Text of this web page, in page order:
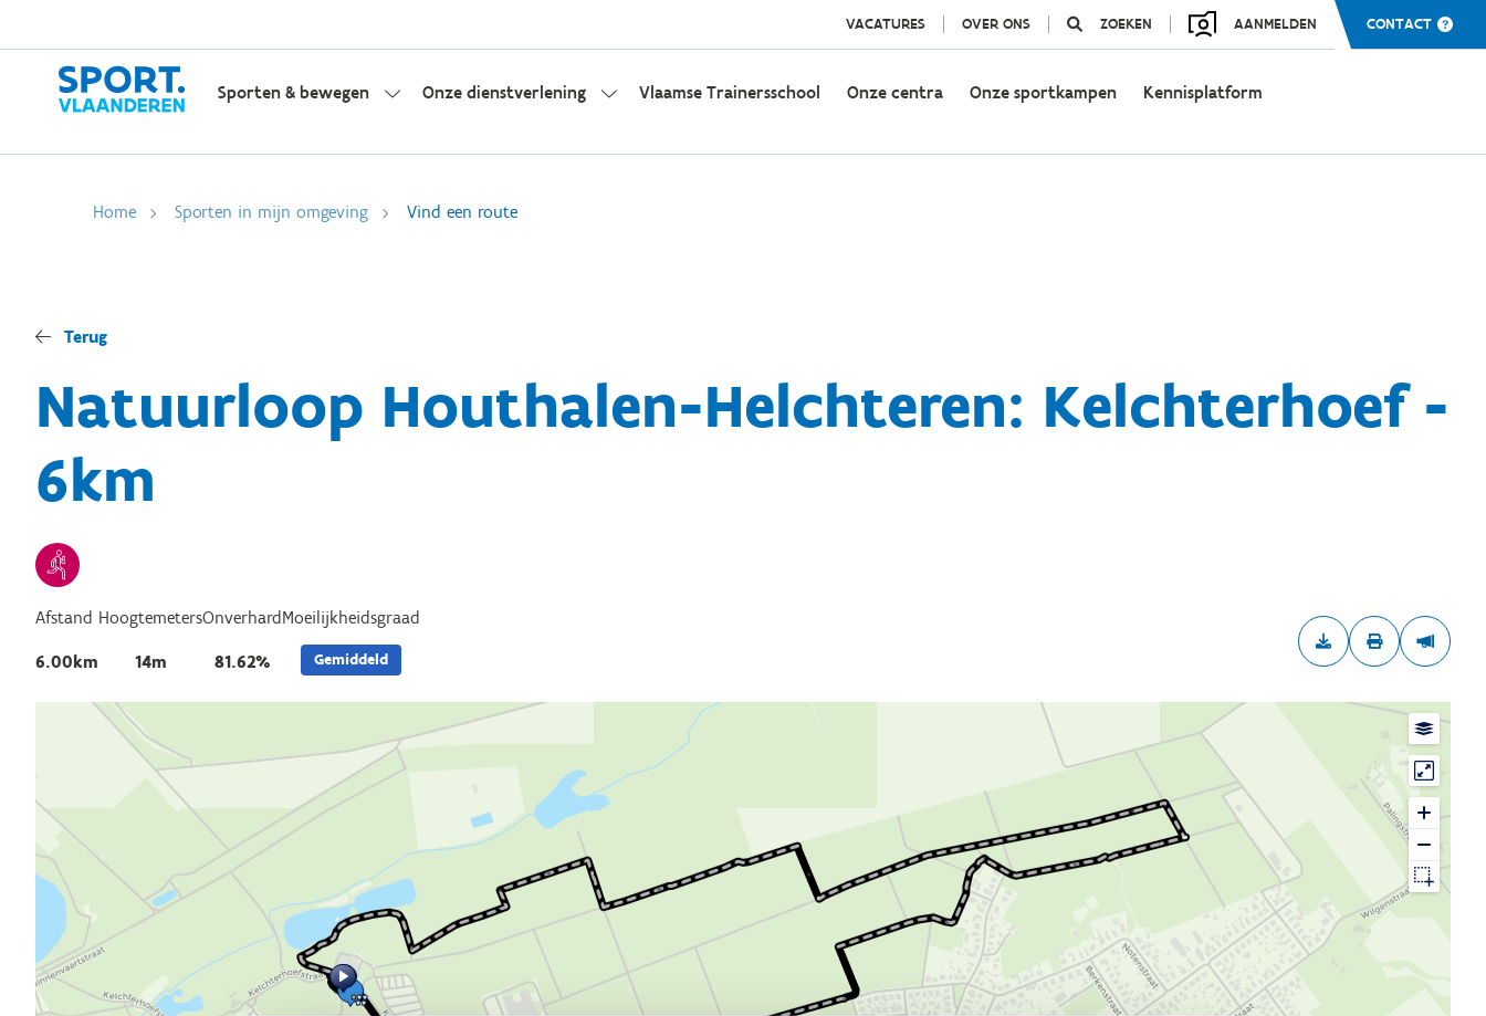
VACATURES OVER ONS ZOEKEN AANMELDEN CONTACT
Sporten & bewegen Onze dienstverlening Vlaamse Trainersschool Onze centra Onze sportkampen Kennisplatform
Home Sporten in mijn omgeving Vind een route
Terug
Natuurloop Houthalen-Helchteren: Kelchterhoef -
6km
Afstand
6.00km
Hoogtemeters
14m
Onverhard
81.62%
Moeilijkheidsgraad
Gemiddeld